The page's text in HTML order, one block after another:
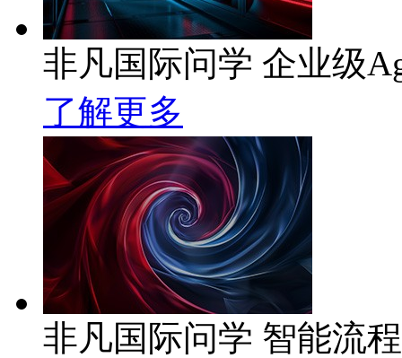
非凡国际问学 企业级
了解更多
非凡国际问学 智能流